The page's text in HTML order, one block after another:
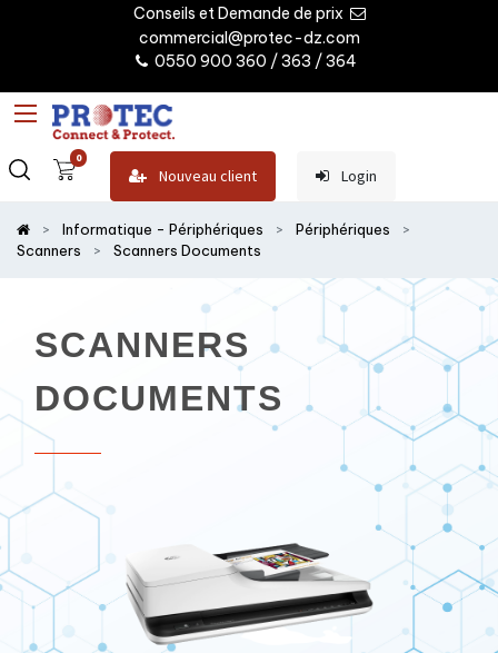
Conseils et Demande de prix
commercial@protec-dz.com
0550 900 360 / 363 / 364
0
Nouveau client Login
Informatique - Périphériques
Périphériques
Scanners
Scanners Documents
SCANNERS
DOCUMENTS